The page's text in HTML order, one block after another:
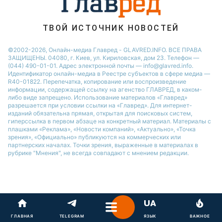
Новости Одессы
Новости Ровно
ТВОЙ ИСТОЧНИК НОВОСТЕЙ
©2002-2026, Онлайн-медиа Главред - GLAVRED.INFO. ВСЕ ПРАВА
ЗАЩИЩЕНЫ. 04080, г. Киев, ул. Кириловская, дом 23. Телефон —
(044) 490-01-01. Адрес электронной почты — info@glavred.info.
Идентификатор онлайн-медиа в Реестре cубъектов в сфере медиа —
R40-01822. Перепечатка, копирование или воспроизведение
информации, содержащей ссылку на агенство ГЛАВРЕД, в каком-
либо виде запрещено. Использование материалов «Главред»
разрешается при условии ссылки на «Главред». Для интернет-
изданий обязательна прямая, открытая для поисковых систем,
гиперссылка в первом абзаце на конкретный материал. Материалы с
плашками «Реклама», «Новости компаний», «Актуально», «Точка
зрения», «Официально» публикуются на коммерческих или
партнерских началах. Точки зрения, выраженные в материалах в
рубрике "Мнения", не всегда совпадают с мнением редакции.
ГЛАВНАЯ TELEGRAM ЯЗЫК ВАЖНОЕ